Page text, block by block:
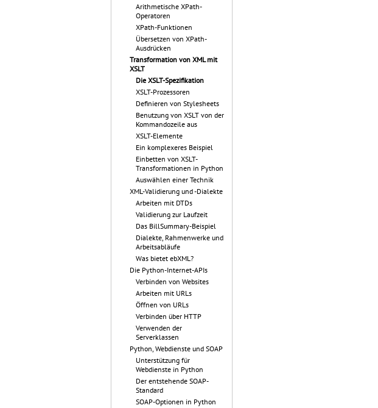
Arithmetische XPath-
Operatoren
XPath-Funktionen
Übersetzen von XPath-
Ausdrücken
Transformation von XML mit
XSLT
Die XSLT-Spezifikation
XSLT-Prozessoren
Definieren von Stylesheets
Benutzung von XSLT von der
Kommandozeile aus
XSLT-Elemente
Ein komplexeres Beispiel
Einbetten von XSLT-
Transformationen in Python
Auswählen einer Technik
XML-Validierung und -Dialekte
Arbeiten mit DTDs
Validierung zur Laufzeit
Das BillSummary-Beispiel
Dialekte, Rahmenwerke und
Arbeitsabläufe
Was bietet ebXML?
Die Python-Internet-APIs
Verbinden von Websites
Arbeiten mit URLs
Öffnen von URLs
Verbinden über HTTP
Verwenden der
Serverklassen
Python, Webdienste und SOAP
Unterstützung für
Webdienste in Python
Der entstehende SOAP-
Standard
SOAP-Optionen in Python